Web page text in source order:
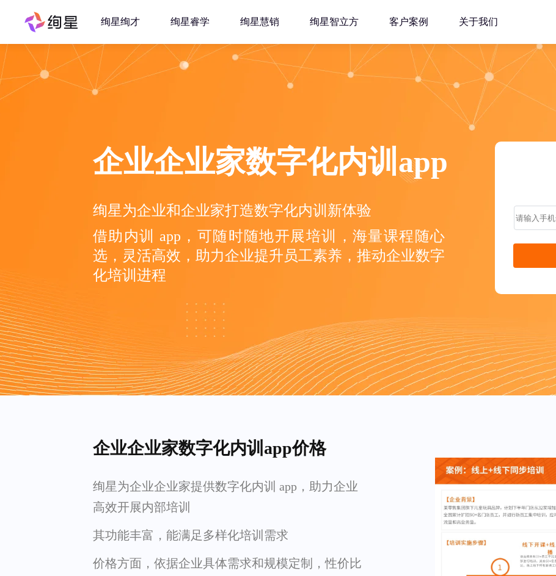
绚星绚才 绚星睿学 绚星慧销 绚星智立方 客户案例 关于我们
企业企业家数字化内训app
绚星为企业和企业家打造数字化内训新体验
借助内训 app，可随时随地开展培训，海量课程随心
选，灵活高效，助力企业提升员工素养，推动企业数字
化培训进程
企业企业家数字化内训app价格
绚星为企业企业家提供数字化内训 app，助力企业
高效开展内部培训
其功能丰富，能满足多样化培训需求
价格方面，依据企业具体需求和规模定制，性价比